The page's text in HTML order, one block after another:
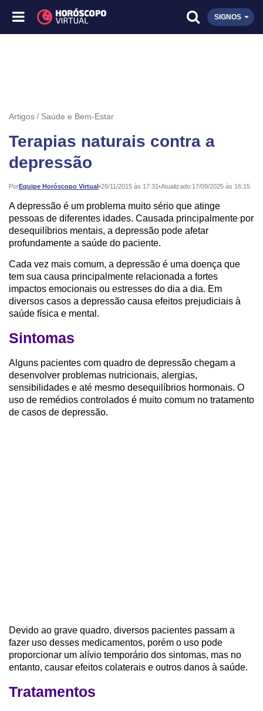
SIGNOS
Artigos Saúde e Bem-Estar
Terapias naturais contra a
depressão
PorEquipe Horóscopo Virtual•
Publicado: 26/11/2015 às 17:31•Atualizado:17/09/2025 às 16:15
A depressão é um problema muito sério que atinge
pessoas de diferentes idades. Causada principalmente por
desequilíbrios mentais, a depressão pode afetar
profundamente a saúde do paciente.
Cada vez mais comum, a depressão é uma doença que
tem sua causa principalmente relacionada a fortes
impactos emocionais ou estresses do dia a dia. Em
diversos casos a depressão causa efeitos prejudiciais à
saúde física e mental.
Sintomas
Alguns pacientes com quadro de depressão chegam a
desenvolver problemas nutricionais, alergias,
sensibilidades e até mesmo desequilíbrios hormonais. O
uso de remédios controlados é muito comum no tratamento
de casos de depressão.
Devido ao grave quadro, diversos pacientes passam a
fazer uso desses medicamentos, porém o uso pode
proporcionar um alívio temporário dos sintomas, mas no
entanto, causar efeitos colaterais e outros danos à saúde.
Tratamentos